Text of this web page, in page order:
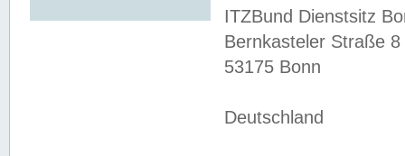
ITZBund Dienstsitz
Bernkasteler Straße 8
53175 Bonn
Deutschland